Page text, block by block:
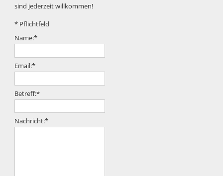
sind jederzeit willkommen!
* Pflichtfeld
Name:*
Email:*
Betreff:*
Nachricht:*